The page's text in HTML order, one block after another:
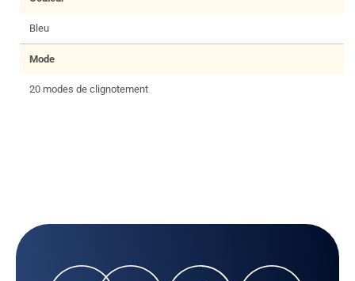
Bleu
Mode
20 modes de clignotement